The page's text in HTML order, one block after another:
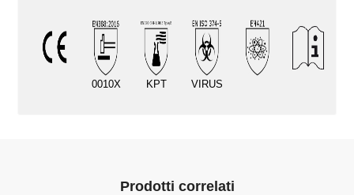
0010X KPT VIRUS
Prodotti correlati